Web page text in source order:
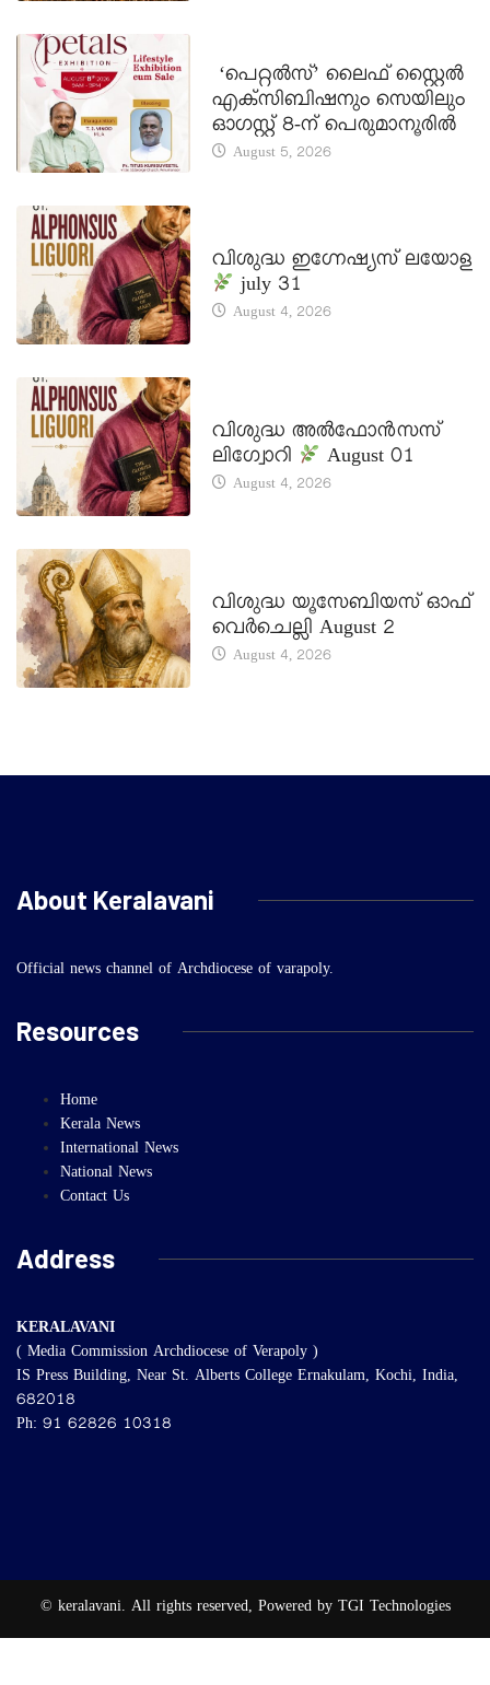
‘പെറ്റൽസ്’ ലൈഫ് സ്റ്റൈൽ
എക്സിബിഷനും സെയിലും
ഓഗസ്റ്റ് 8-ന് പെരുമാനൂരിൽ
August 5, 2026
വിശുദ്ധ ഇഗ്നേഷ്യസ് ലയോള
july 31
August 4, 2026
വിശുദ്ധ അൽഫോൻസസ്
ലിഗ്വോറി
August 01
August 4, 2026
വിശുദ്ധ യൂസേബിയസ് ഓഫ്
വെർചെല്ലി August 2
August 4, 2026
About Keralavani
Official news channel of Archdiocese of varapoly.
Resources
Home
Kerala News
International News
National News
Contact Us
Address
KERALAVANI
( Media Commission Archdiocese of Verapoly )
IS Press Building, Near St. Alberts College Ernakulam, Kochi, India,
682018
Ph: 91 62826 10318
© keralavani. All rights reserved, Powered by TGI Technologies